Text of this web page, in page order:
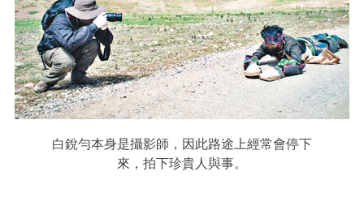
白銳勻本身是攝影師，因此路途上經常會停下
來，拍下珍貴人與事。